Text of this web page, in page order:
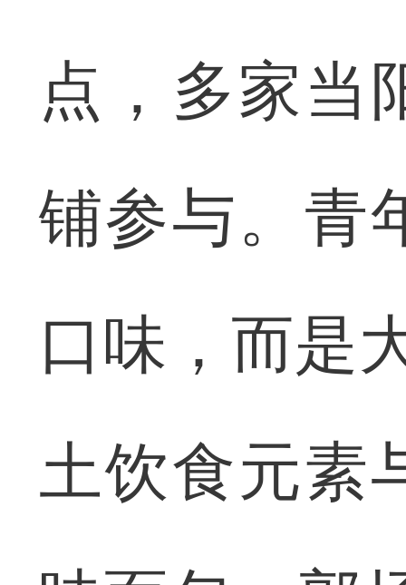
点，多家当
铺参与。青
口味，而是
土饮食元素